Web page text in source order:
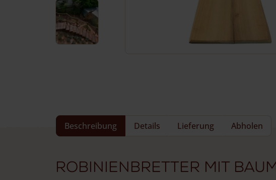
Service & Kontakt
Beschreibung Details Lieferung Abholen
Robinienbretter mit